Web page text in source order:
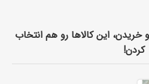
خریدن، این کالاها رو هم انتخاب
کردن!